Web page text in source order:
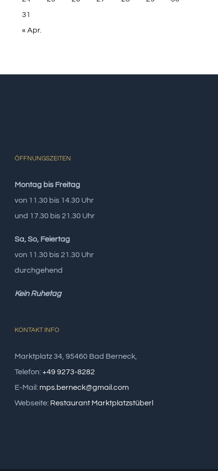
31
« Apr.
ÖFFNUNGSZEITEN
Montag bis Freitag
von 11.30 bis 14.30 Uhr
und 17.30 bis 21.30 Uhr
Sa, So, Feiertag
von 11.30 bis 21.30 Uhr
durchgehend
Kein Ruhetag
KONTAKT INFO
Marktplatz 34, 95460 Bad Berneck,
Telefon:+49 9273-8282
E-Mail: mps.berneck@gmail.com
Webseite: Restaurant Marktplatzstüberl